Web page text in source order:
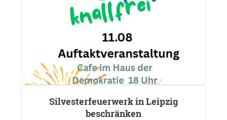
Silvesterfeuerwerk in Leipzig
beschränken